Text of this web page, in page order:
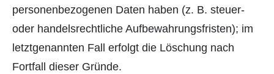
personenbezogenen Daten haben (z. B. steuer-
oder handelsrechtliche Aufbewahrungsfristen); im
letztgenannten Fall erfolgt die Löschung nach
Fortfall dieser Gründe.